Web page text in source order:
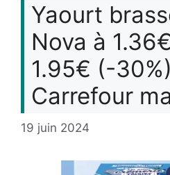
Yaourt
Nova à
1.95€ (-
Carrefour
19 juin 2024